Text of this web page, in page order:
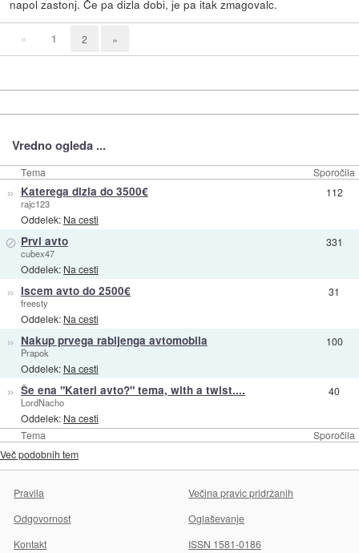
napol zastonj. Če pa dizla dobi, je pa itak zmagovalc.
« 1 2 »
Vredno ogleda ...
Tema Sporočila
Tema Sporočila
» Katerega dizla do 3500€
rajc123
Oddelek: Na cesti
112
⊘ Prvi avto
cubex47
Oddelek: Na cesti
331
» Iscem avto do 2500€
freesty
Oddelek: Na cesti
31
» Nakup prvega rabljenga avtomobila
Prapok
Oddelek: Na cesti
100
» Še ena "Kateri avto?" tema, with a twist....
LordNacho
Oddelek: Na cesti
40
Več podobnih tem
Pravila
Večina pravic pridržanih
Odgovornost
Oglaševanje
Kontakt
ISSN 1581-0186